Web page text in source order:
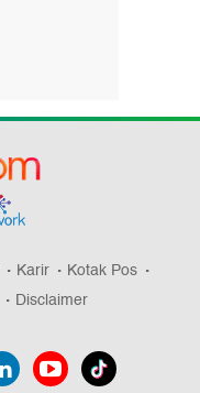
Karir
Kotak Pos
Disclaimer